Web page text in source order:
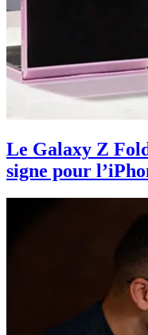
Le Galaxy Z
signe pour